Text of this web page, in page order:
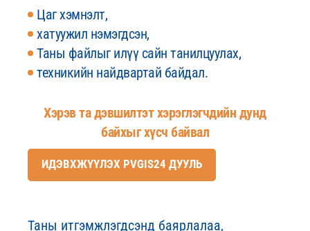
Цаг хэмнэлт,
хатуужил нэмэгдсэн,
Таны файлыг илүү сайн танилцуулах,
техникийн найдвартай байдал.
Хэрэв та дэвшилтэт хэрэглэгчдийн дунд
байхыг хүсч байвал
ИДЭВХЖҮҮЛЭХ PVGIS24 ДУУЛЬ
Таны итгэмжлэгдсэнд баярлалаа,